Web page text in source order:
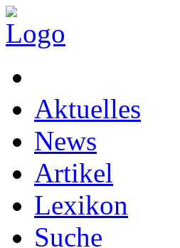
Aktuelles
News
Artikel
Lexikon
Suche